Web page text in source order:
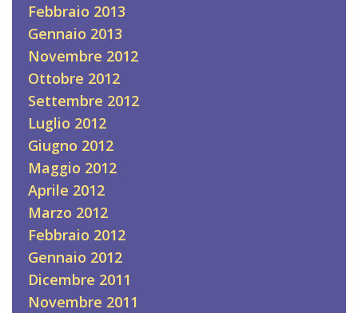
Febbraio 2013
Gennaio 2013
Novembre 2012
Ottobre 2012
Settembre 2012
Luglio 2012
Giugno 2012
Maggio 2012
Aprile 2012
Marzo 2012
Febbraio 2012
Gennaio 2012
Dicembre 2011
Novembre 2011